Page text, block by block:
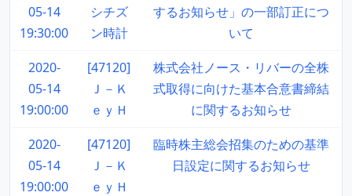
05-14
19:30:00
シチズ
ン時計
するお知らせ」の一部訂正につ
いて
2020-
05-14
19:00:00
[47120]
Ｊ－Ｋ
ｅｙＨ
株式会社ノース・リバーの全株
式取得に向けた基本合意書締結
に関するお知らせ
2020-
05-14
19:00:00
[47120]
Ｊ－Ｋ
ｅｙＨ
臨時株主総会招集のための基準
日設定に関するお知らせ